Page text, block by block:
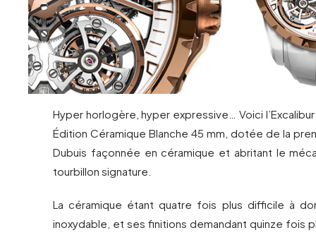
Hyper horlogère, hyper expressive… Voici
Édition Céramique Blanche 45 mm, dotée de la
Dubuis façonnée en céramique et abritant le
tourbillon signature.
La céramique étant quatre fois plus difficile à
inoxydable, et ses finitions demandant quinze fois